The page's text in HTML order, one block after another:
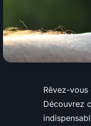
Rêvez-
Découvrez